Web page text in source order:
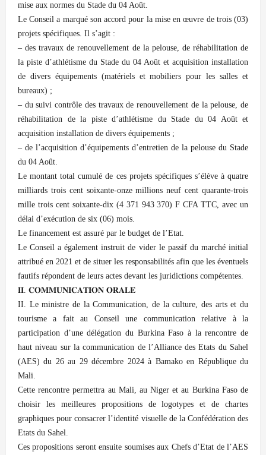
mise aux normes du Stade du 04 Août.
Le Conseil a marqué son accord pour la mise en œuvre de trois (03)
projets spécifiques. Il s’agit :
– des travaux de renouvellement de la pelouse, de réhabilitation de
la piste d’athlétisme du Stade du 04 Août et acquisition installation
de divers équipements (matériels et mobiliers pour les salles et
bureaux) ;
– du suivi contrôle des travaux de renouvellement de la pelouse, de
réhabilitation de la piste d’athlétisme du Stade du 04 Août et
acquisition installation de divers équipements ;
– de l’acquisition d’équipements d’entretien de la pelouse du Stade
du 04 Août.
Le montant total cumulé de ces projets spécifiques s’élève à quatre
milliards trois cent soixante-onze millions neuf cent quarante-trois
mille trois cent soixante-dix (4 371 943 370) F CFA TTC, avec un
délai d’exécution de six (06) mois.
Le financement est assuré par le budget de l’Etat.
Le Conseil a également instruit de vider le passif du marché initial
attribué en 2021 et de situer les responsabilités afin que les éventuels
fautifs répondent de leurs actes devant les juridictions compétentes.
𝐈𝐈. 𝐂𝐎𝐌𝐌𝐔𝐍𝐈𝐂𝐀𝐓𝐈𝐎𝐍 𝐎𝐑𝐀𝐋𝐄
II. Le ministre de la Communication, de la culture, des arts et du
tourisme a fait au Conseil une communication relative à la
participation d’une délégation du Burkina Faso à la rencontre de
haut niveau sur la communication de l’Alliance des Etats du Sahel
(AES) du 26 au 29 décembre 2024 à Bamako en République du
Mali.
Cette rencontre permettra au Mali, au Niger et au Burkina Faso de
choisir les meilleures propositions de logotypes et de chartes
graphiques pour consacrer l’identité visuelle de la Confédération des
Etats du Sahel.
Ces propositions seront ensuite soumises aux Chefs d’Etat de l’AES